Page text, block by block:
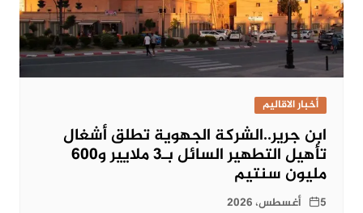
أخبار الاقاليم
ابن جرير..الشركة الجهوية تطلق أشغال
تأهيل التطهير السائل بـ3 ملايير و600
مليون سنتيم
5 أغسطس، 2026